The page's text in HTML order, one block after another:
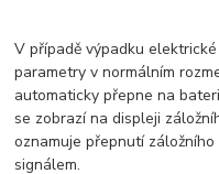
V případě výpadku
parametry v normálním
automaticky přepne na
se zobrazí na displeji
oznamuje přepnutí
signálem.